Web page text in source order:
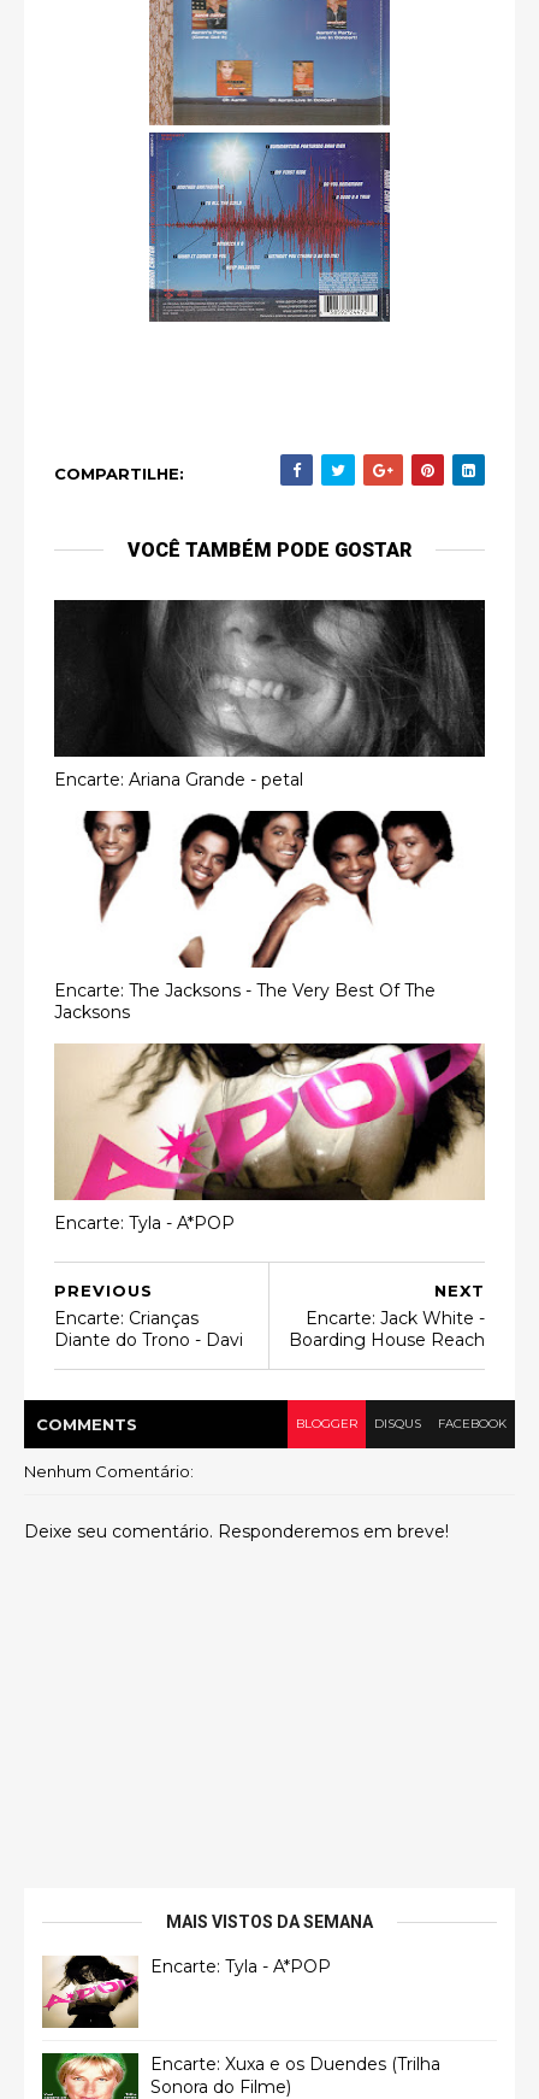
COMPARTILHE:
VOCÊ TAMBÉM PODE GOSTAR
Encarte: Ariana Grande - petal
Encarte: The Jacksons - The Very Best Of The
Jacksons
Encarte: Tyla - A*POP
NEXT
Encarte: Jack White -
Boarding House Reach
PREVIOUS
Encarte: Crianças
Diante do Trono - Davi
COMMENTS BLOGGER DISQUS FACEBOOK
Nenhum Comentário:
Deixe seu comentário. Responderemos em breve!
MAIS VISTOS DA SEMANA
Encarte: Tyla - A*POP
Encarte: Xuxa e os Duendes (Trilha
Sonora do Filme)